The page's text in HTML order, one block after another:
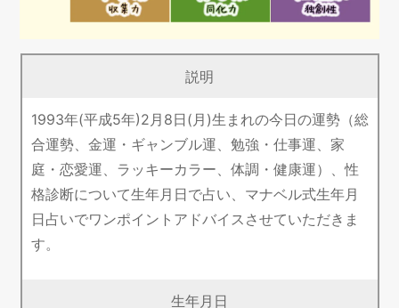
説明
1993年(平成5年)2月8日(月)生まれの今日の運勢（総
合運勢、金運・ギャンブル運、勉強・仕事運、家
庭・恋愛運、ラッキーカラー、体調・健康運）、性
格診断について生年月日で占い、マナベル式生年月
日占いでワンポイントアドバイスさせていただきま
す。
生年月日